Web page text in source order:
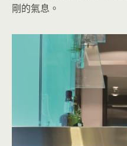
剛的氣息。